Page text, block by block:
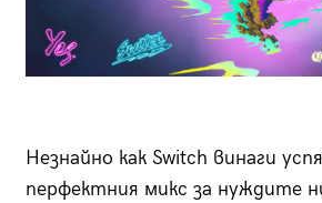
Незнайно как Switch винаги
перфектния микс за нуждите